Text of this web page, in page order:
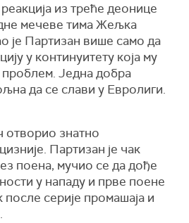
из треће деонице
мечеве тима Жељка
је Партизан више само да
у континуитету која му
проблем. Једна добра
да се слави у Евролиги.
отворио знатно
Партизан је чак
поена, мучио се да дође
у нападу и прве поене
после серије промашаја и